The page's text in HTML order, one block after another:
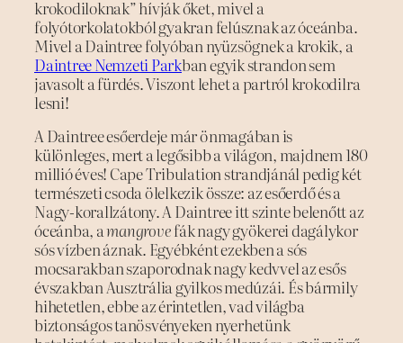
krokodiloknak” hívják őket, mivel a
folyótorkolatokból gyakran felúsznak az óceánba.
Mivel a Daintree folyóban nyüzsögnek a krokik, a
Daintree Nemzeti Parkban egyik strandon sem
javasolt a fürdés. Viszont lehet a partról krokodilra
lesni!
A Daintree esőerdeje már önmagában is
különleges, mert a legősibb a világon, majdnem 180
millió éves! Cape Tribulation strandjánál pedig két
természeti csoda ölelkezik össze: az esőerdő és a
Nagy-korallzátony. A Daintree itt szinte belenőtt az
óceánba, amangrovefák nagy gyökerei dagálykor
sós vízben áznak. Egyébként ezekben a sós
mocsarakban szaporodnak nagy kedvvel az esős
évszakban Ausztrália gyilkos medúzái. És bármily
hihetetlen, ebbe az érintetlen, vad világba
biztonságos tanösvényeken nyerhetünk